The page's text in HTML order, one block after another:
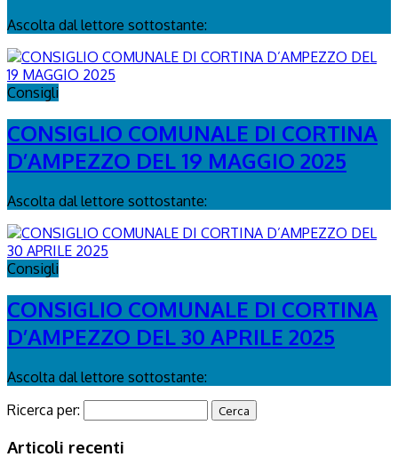
Ascolta dal lettore sottostante:
Consigli
CONSIGLIO COMUNALE DI CORTINA
D’AMPEZZO DEL 19 MAGGIO 2025
Ascolta dal lettore sottostante:
Consigli
CONSIGLIO COMUNALE DI CORTINA
D’AMPEZZO DEL 30 APRILE 2025
Ascolta dal lettore sottostante:
Ricerca per:
Articoli recenti